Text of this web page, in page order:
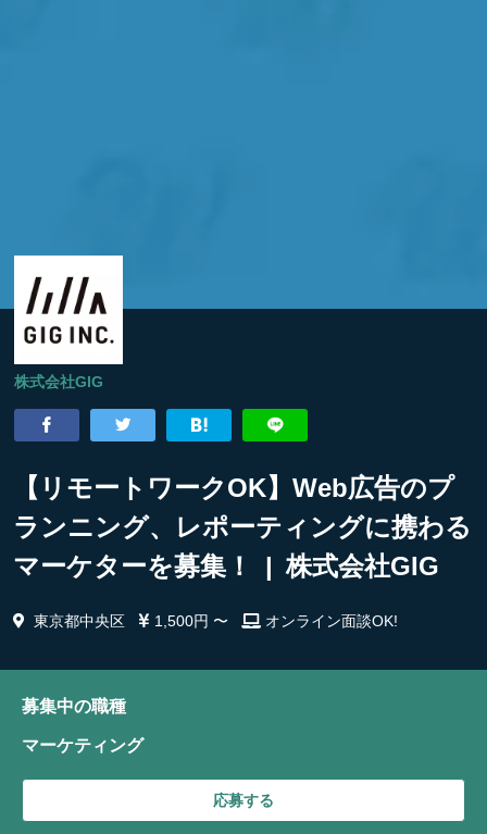
株式会社GIG
【リモートワークOK】Web広告のプ
ランニング、レポーティングに携わる
マーケターを募集！ | 株式会社GIG
東京都中央区 1,500円 〜 オンライン面談OK!
募集中の職種
マーケティング
応募する